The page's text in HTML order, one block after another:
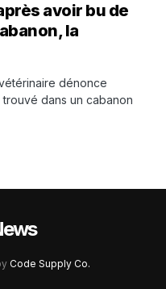
avoir bu de
la
dénonce
dans un cabanon
Code Supply Co.